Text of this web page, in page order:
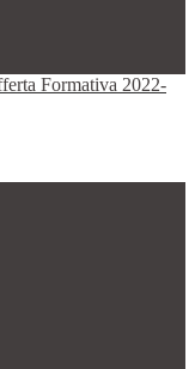
Formativa 2022-